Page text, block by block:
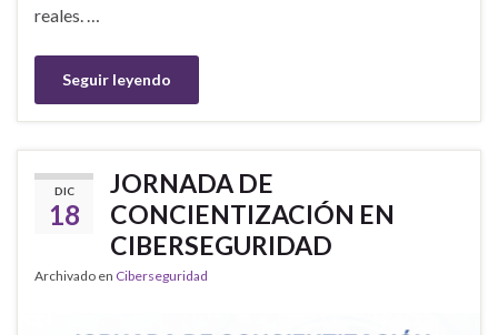
reales. …
Seguir leyendo
DIC
18
JORNADA DE
CONCIENTIZACIÓN EN
CIBERSEGURIDAD
Archivado en Ciberseguridad